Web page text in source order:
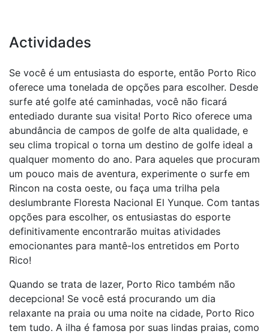
Actividades
Se você é um entusiasta do esporte, então Porto Rico
oferece uma tonelada de opções para escolher. Desde
surfe até golfe até caminhadas, você não ficará
entediado durante sua visita! Porto Rico oferece uma
abundância de campos de golfe de alta qualidade, e
seu clima tropical o torna um destino de golfe ideal a
qualquer momento do ano. Para aqueles que procuram
um pouco mais de aventura, experimente o surfe em
Rincon na costa oeste, ou faça uma trilha pela
deslumbrante Floresta Nacional El Yunque. Com tantas
opções para escolher, os entusiastas do esporte
definitivamente encontrarão muitas atividades
emocionantes para mantê-los entretidos em Porto
Rico!
Quando se trata de lazer, Porto Rico também não
decepciona! Se você está procurando um dia
relaxante na praia ou uma noite na cidade, Porto Rico
tem tudo. A ilha é famosa por suas lindas praias, como